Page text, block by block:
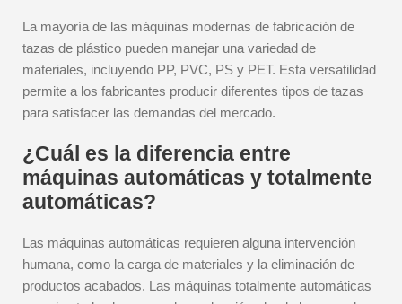
La mayoría de las máquinas modernas de fabricación de
tazas de plástico pueden manejar una variedad de
materiales, incluyendo PP, PVC, PS y PET. Esta versatilidad
permite a los fabricantes producir diferentes tipos de tazas
para satisfacer las demandas del mercado.
¿Cuál es la diferencia entre
máquinas automáticas y totalmente
automáticas?
Las máquinas automáticas requieren alguna intervención
humana, como la carga de materiales y la eliminación de
productos acabados. Las máquinas totalmente automáticas